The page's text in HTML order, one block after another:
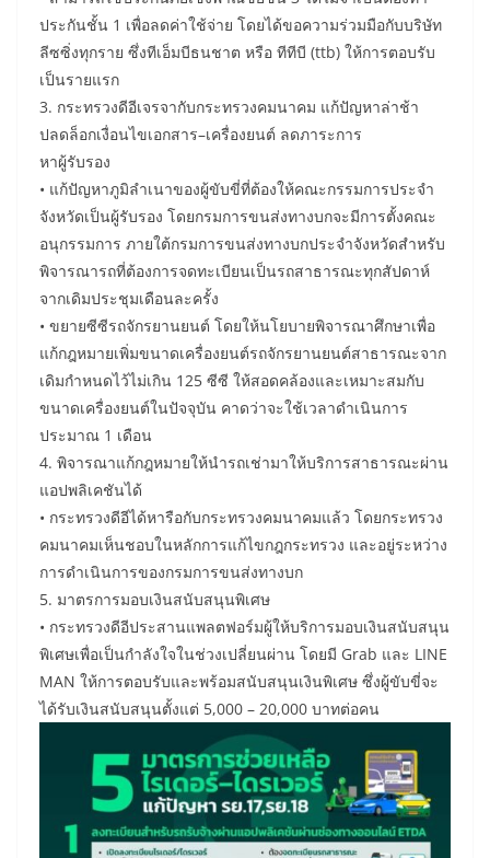
ประกันชั้น 1 เพื่อลดค่าใช้จ่าย โดยได้ขอความร่วมมือกับบริษัท
ลีซซิ่งทุกราย ซึ่งทีเอ็มบีธนชาต หรือ ทีทีบี (ttb) ให้การตอบรับ
เป็นรายแรก
3. กระทรวงดีอีเจรจากับกระทรวงคมนาคม แก้ปัญหาล่าช้า
ปลดล็อกเงื่อนไขเอกสาร–เครื่องยนต์ ลดภาระการ
หาผู้รับรอง
• แก้ปัญหาภูมิลำเนาของผู้ขับขี่ที่ต้องให้คณะกรรมการประจำ
จังหวัดเป็นผู้รับรอง โดยกรมการขนส่งทางบกจะมีการตั้งคณะ
อนุกรรมการ ภายใต้กรมการขนส่งทางบกประจำจังหวัดสำหรับ
พิจารณารถที่ต้องการจดทะเบียนเป็นรถสาธารณะทุกสัปดาห์
จากเดิมประชุมเดือนละครั้ง
• ขยายซีซีรถจักรยานยนต์ โดยให้นโยบายพิจารณาศึกษาเพื่อ
แก้กฎหมายเพิ่มขนาดเครื่องยนต์รถจักรยานยนต์สาธารณะจาก
เดิมกำหนดไว้ไม่เกิน 125 ซีซี ให้สอดคล้องและเหมาะสมกับ
ขนาดเครื่องยนต์ในปัจจุบัน คาดว่าจะใช้เวลาดำเนินการ
ประมาณ 1 เดือน
4. พิจารณาแก้กฎหมายให้นำรถเช่ามาให้บริการสาธารณะผ่าน
แอปพลิเคชันได้
• กระทรวงดีอีได้หารือกับกระทรวงคมนาคมแล้ว โดยกระทรวง
คมนาคมเห็นชอบในหลักการแก้ไขกฎกระทรวง และอยู่ระหว่าง
การดำเนินการของกรมการขนส่งทางบก
5. มาตรการมอบเงินสนับสนุนพิเศษ
• กระทรวงดีอีประสานแพลตฟอร์มผู้ให้บริการมอบเงินสนับสนุน
พิเศษเพื่อเป็นกำลังใจในช่วงเปลี่ยนผ่าน โดยมี Grab และ LINE
MAN ให้การตอบรับและพร้อมสนับสนุนเงินพิเศษ ซึ่งผู้ขับขี่จะ
ได้รับเงินสนับสนุนตั้งแต่ 5,000 – 20,000 บาทต่อคน